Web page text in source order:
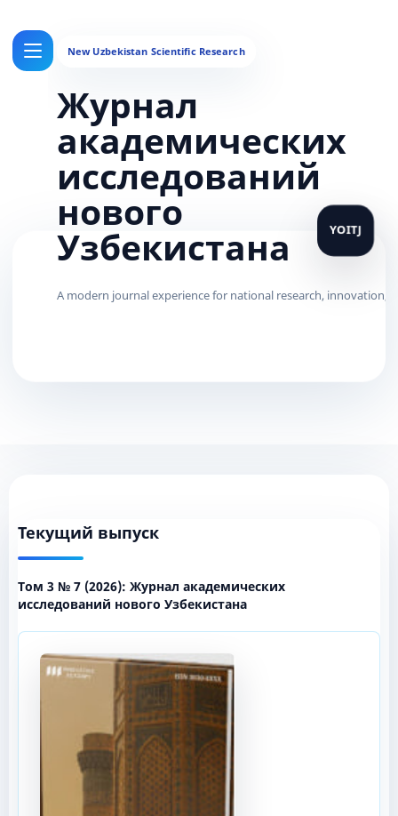
Журнал
академических
исследований
нового
Узбекистана
Текущий выпуск
Том 3 № 7 (2026): Журнал академических
исследований нового Узбекистана